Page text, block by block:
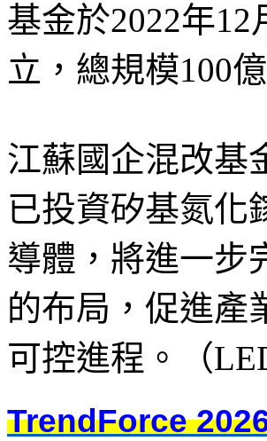
基金於2022年
立，總規模100
江蘇國企混改基
已投資矽基氮化
導體，將進一步
的布局，促進產
可控進程。（
TrendForce